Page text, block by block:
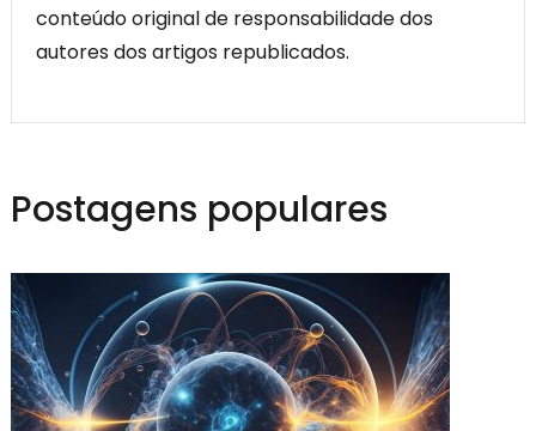
conteúdo original de responsabilidade dos
autores dos artigos republicados.
Postagens populares